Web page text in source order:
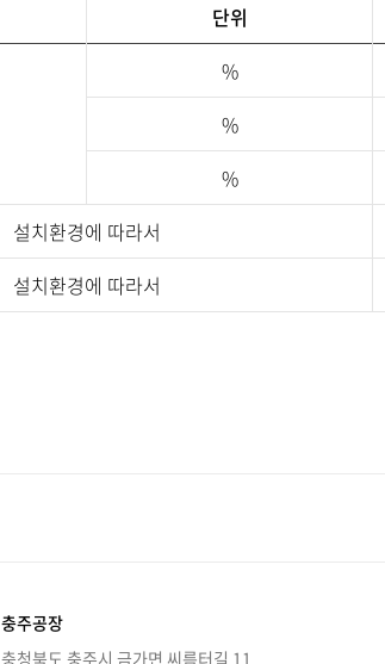
단위
%
%
%
설치환경에 따라서
설치환경에 따라서
충주공장
충청북도 충주시 금가면 씨름터길 11